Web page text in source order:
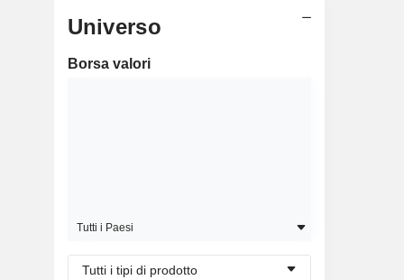
Universo
Borsa valori
Tutti i Paesi
Tutti i tipi di prodotto